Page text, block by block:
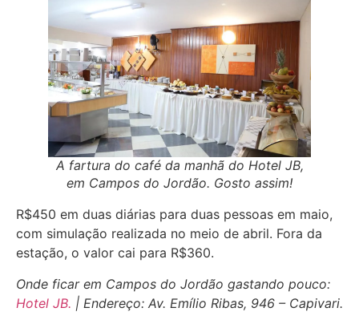
A fartura do café da manhã do Hotel JB,
em Campos do Jordão. Gosto assim!
R$450 em duas diárias para duas pessoas em maio,
com simulação realizada no meio de abril. Fora da
estação, o valor cai para R$360.
Onde ficar em Campos do Jordão gastando pouco:
Hotel JB. | Endereço: Av. Emílio Ribas, 946 – Capivari.